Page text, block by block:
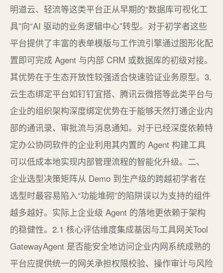
明道云、轻流等这类平台正从早期的“数据库可视化工
具”向“AI 驱动的业务逻辑中心”转型。对于初学者这些
平台提供了丰富的表单模版与工作流引擎通过图形化配
置即可完成 Agent 与内部 CRM 或数据库的初级对接。
其优势在于生态开放性较强适合快速验证业务原型。3.
云生态绑定平台如钉钉宜搭、腾讯云微搭等此类平台与
企业的组织架构深度绑定优势在于能够天然打通企业内
部的通讯录、审批流与消息通知。对于已经深度依赖特
定办公协同软件的企业利用其内置的 Agent 构建工具
可以低成本地实现内部管理流程的智能化升级。二、
企业选型决策矩阵从 Demo 到生产级的跨越初学者在
选型时最容易陷入“功能堆砌”的陷阱误以为支持的组件
越多越好。实际上企业级 Agent 的落地更依赖于架构
的稳健性。2.1 核心评估维度集成基因与工具网关Tool
GatewayAgent 是否能安全地访问企业内网系统成熟的
平台应提供统一的网关承担权限校验、操作审计与风险